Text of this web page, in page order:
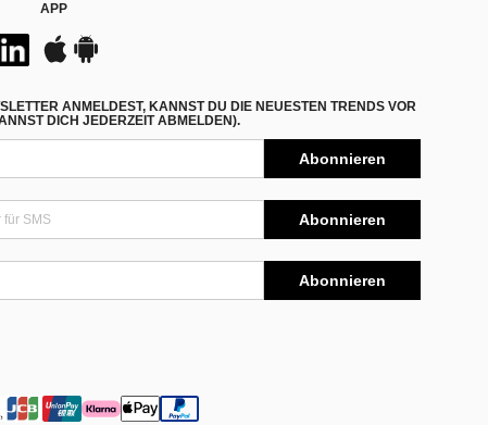
APP
ANMELDEST, KANNST DU DIE NEUESTEN TRENDS VOR
DICH JEDERZEIT ABMELDEN).
Abonnieren
Abonnieren
Abonnieren